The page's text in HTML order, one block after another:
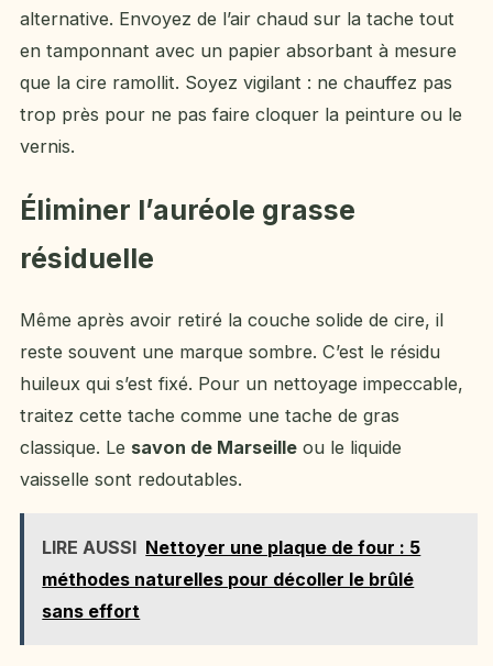
alternative. Envoyez de l’air chaud sur la tache tout
en tamponnant avec un papier absorbant à mesure
que la cire ramollit. Soyez vigilant : ne chauffez pas
trop près pour ne pas faire cloquer la peinture ou le
vernis.
Éliminer l’auréole grasse
résiduelle
Même après avoir retiré la couche solide de cire, il
reste souvent une marque sombre. C’est le résidu
huileux qui s’est fixé. Pour un nettoyage impeccable,
traitez cette tache comme une tache de gras
classique. Le savon de Marseille ou le liquide
vaisselle sont redoutables.
LIRE AUSSI Nettoyer une plaque de four : 5
méthodes naturelles pour décoller le brûlé
sans effort